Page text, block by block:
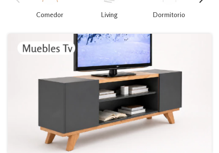
Comedor Living Dormitorio